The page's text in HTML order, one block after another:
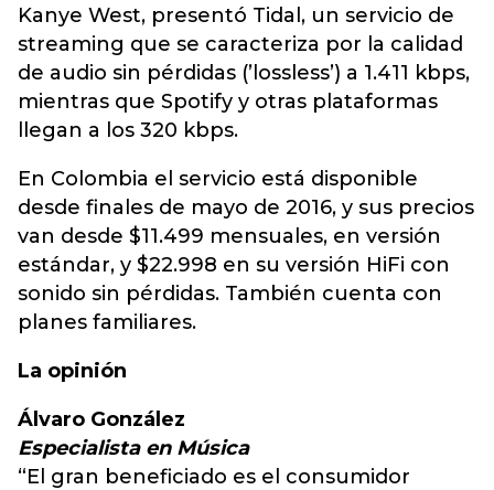
Kanye West, presentó Tidal, un servicio de
streaming que se caracteriza por la calidad
de audio sin pérdidas (’lossless’) a 1.411 kbps,
mientras que Spotify y otras plataformas
llegan a los 320 kbps.
En Colombia el servicio está disponible
desde finales de mayo de 2016, y sus precios
van desde $11.499 mensuales, en versión
estándar, y $22.998 en su versión HiFi con
sonido sin pérdidas. También cuenta con
planes familiares.
La opinión
Álvaro González
Especialista en Música
“El gran beneficiado es el consumidor